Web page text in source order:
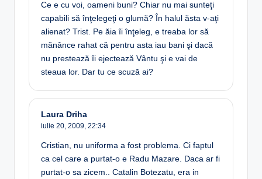
Ce e cu voi, oameni buni? Chiar nu mai sunteţi
capabili să înţelegeţi o glumă? În halul ăsta v-aţi
alienat? Trist. Pe ăia îi înţeleg, e treaba lor să
mănânce rahat că pentru asta iau bani şi dacă
nu prestează îi ejectează Vântu şi e vai de
steaua lor. Dar tu ce scuză ai?
Laura Driha
iulie 20, 2009, 22:34
Cristian, nu uniforma a fost problema. Ci faptul
ca cel care a purtat-o e Radu Mazare. Daca ar fi
purtat-o sa zicem.. Catalin Botezatu, era in